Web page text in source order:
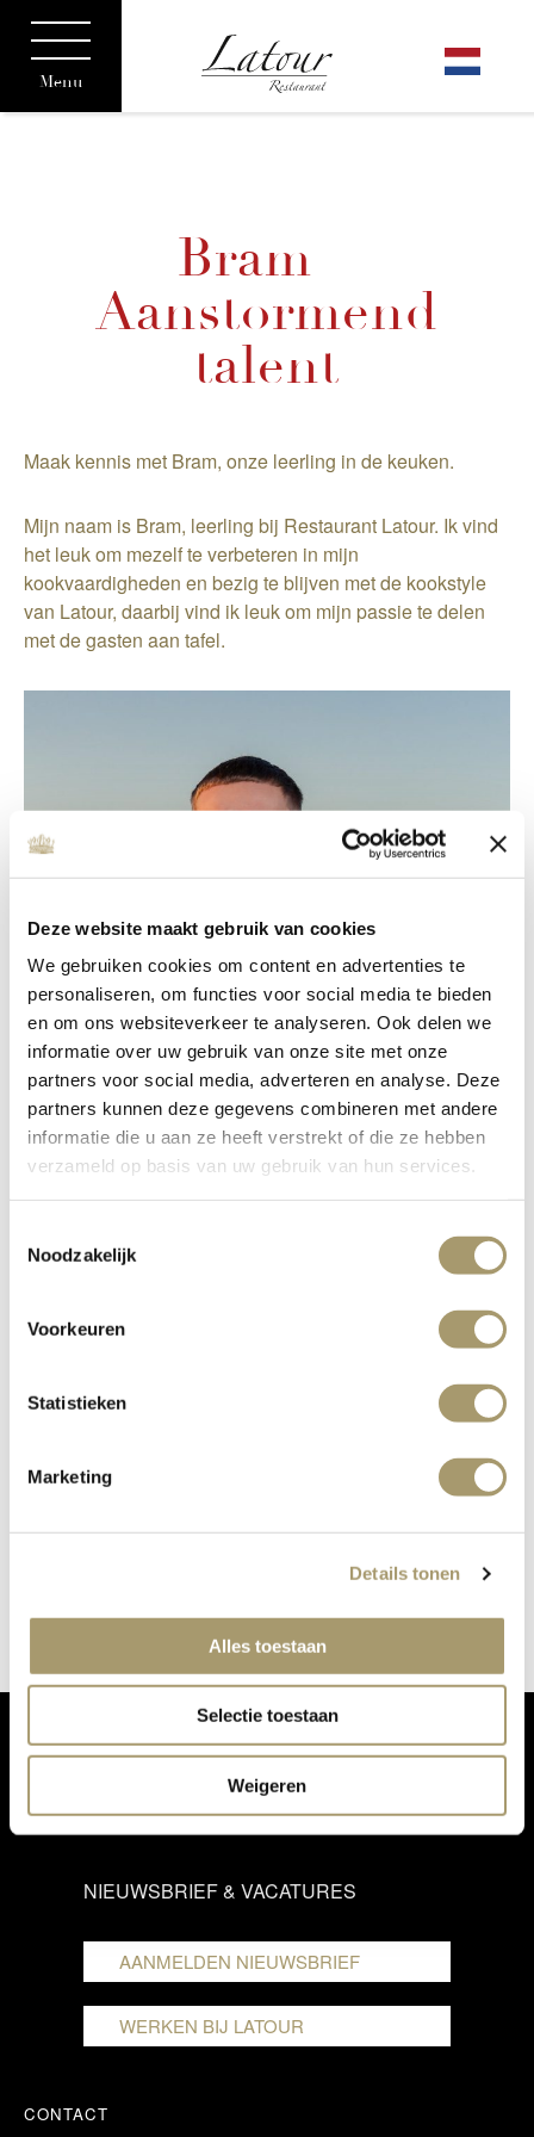
Deze website maakt gebruik van cookies
We gebruiken cookies om content en advertenties te
personaliseren, om functies voor social media te bieden
en om ons websiteverkeer te analyseren. Ook delen we
informatie over uw gebruik van onze site met onze
partners voor social media, adverteren en analyse. Deze
partners kunnen deze gegevens combineren met andere
informatie die u aan ze heeft verstrekt of die ze hebben
verzameld op basis van uw gebruik van hun services.
Noodzakelijk
Voorkeuren
Statistieken
Marketing
Details tonen
Alles toestaan
Selectie toestaan
Weigeren
Menu
Bram –
Aanstormend
talent
Maak kennis met Bram, onze leerling in de keuken.
Mijn naam is Bram, leerling bij Restaurant Latour. Ik vind
het leuk om mezelf te verbeteren in mijn
kookvaardigheden en bezig te blijven met de kookstyle
van Latour, daarbij vind ik leuk om mijn passie te delen
met de gasten aan tafel.
PRIVACY STATEMENT
NIEUWSBRIEF & VACATURES
AANMELDEN NIEUWSBRIEF
WERKEN BIJ LATOUR
CONTACT